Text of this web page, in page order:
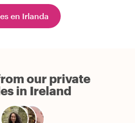
en Irlanda
our private
in Ireland